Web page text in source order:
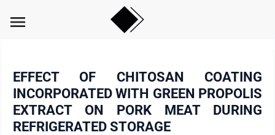
menu
EFFECT OF CHITOSAN COATING
INCORPORATED WITH GREEN PROPOLIS
EXTRACT ON PORK MEAT DURING
REFRIGERATED STORAGE